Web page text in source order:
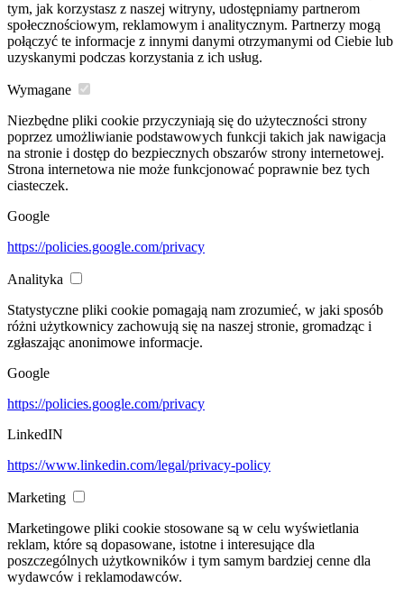
tym, jak korzystasz z naszej witryny, udostępniamy partnerom
społecznościowym, reklamowym i analitycznym. Partnerzy mogą
połączyć te informacje z innymi danymi otrzymanymi od Ciebie lub
uzyskanymi podczas korzystania z ich usług.
Wymagane
Niezbędne pliki cookie przyczyniają się do użyteczności strony
poprzez umożliwianie podstawowych funkcji takich jak nawigacja
na stronie i dostęp do bezpiecznych obszarów strony internetowej.
Strona internetowa nie może funkcjonować poprawnie bez tych
ciasteczek.
Google
https://policies.google.com/privacy
Analityka
Statystyczne pliki cookie pomagają nam zrozumieć, w jaki sposób
różni użytkownicy zachowują się na naszej stronie, gromadząc i
zgłaszając anonimowe informacje.
Google
https://policies.google.com/privacy
LinkedIN
https://www.linkedin.com/legal/privacy-policy
Marketing
Marketingowe pliki cookie stosowane są w celu wyświetlania
reklam, które są dopasowane, istotne i interesujące dla
poszczególnych użytkowników i tym samym bardziej cenne dla
wydawców i reklamodawców.